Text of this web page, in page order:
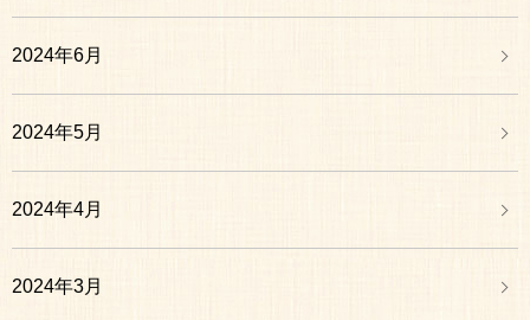
2024年6月
2024年5月
2024年4月
2024年3月